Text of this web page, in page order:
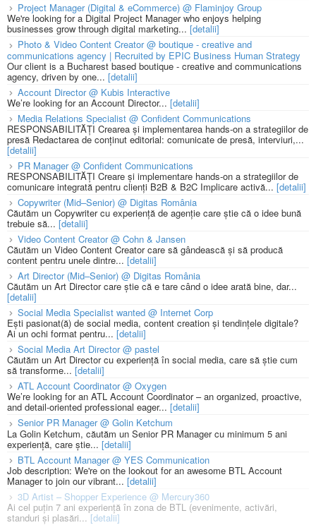
Project Manager (Digital & eCommerce) @ Flaminjoy Group
We're looking for a Digital Project Manager who enjoys helping
businesses grow through digital marketing... [detalii]
Photo & Video Content Creator @ boutique - creative and
communications agency | Recruited by EPIC Business Human Strategy
Our client is a Bucharest based boutique - creative and communications
agency, driven by one... [detalii]
Account Director @ Kubis Interactive
We’re looking for an Account Director... [detalii]
Media Relations Specialist @ Confident Communications
RESPONSABILITĂȚI Crearea și implementarea hands-on a strategiilor de
presă Redactarea de conținut editorial: comunicate de presă, interviuri,...
[detalii]
PR Manager @ Confident Communications
RESPONSABILITĂȚI Creare și implementare hands-on a strategiilor de
comunicare integrată pentru clienți B2B & B2C Implicare activă... [detalii]
Copywriter (Mid–Senior) @ Digitas România
Căutăm un Copywriter cu experiență de agenție care știe că o idee bună
trebuie să... [detalii]
Video Content Creator @ Cohn & Jansen
Căutăm un Video Content Creator care să gândească și să producă
content pentru unele dintre... [detalii]
Art Director (Mid–Senior) @ Digitas România
Căutăm un Art Director care știe că e tare când o idee arată bine, dar...
[detalii]
Social Media Specialist wanted @ Internet Corp
Ești pasionat(ă) de social media, content creation și tendințele digitale?
Ai un ochi format pentru... [detalii]
Social Media Art Director @ pastel
Căutăm un Art Director cu experiență în social media, care să știe cum
să transforme... [detalii]
ATL Account Coordinator @ Oxygen
We’re looking for an ATL Account Coordinator – an organized, proactive,
and detail-oriented professional eager... [detalii]
Senior PR Manager @ Golin Ketchum
La Golin Ketchum, căutăm un Senior PR Manager cu minimum 5 ani
experiență, care știe... [detalii]
BTL Account Manager @ YES Communication
Job description: We're on the lookout for an awesome BTL Account
Manager to join our vibrant... [detalii]
3D Artist – Shopper Experience @ Mercury360
Ai cel puțin 7 ani experiență în zona de BTL (evenimente, activări,
standuri și plasări...[detalii]